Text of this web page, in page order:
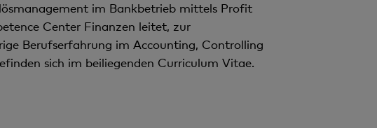
im Bankbetrieb mittels Profit
Center Finanzen leitet, zur
Berufserfahrung im Accounting, Controlling
sich im beiliegenden Curriculum Vitae.